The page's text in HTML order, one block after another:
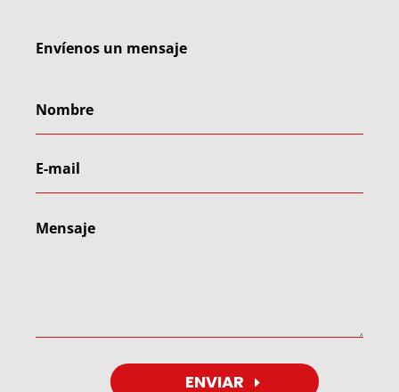
Envíenos un mensaje
ENVIAR